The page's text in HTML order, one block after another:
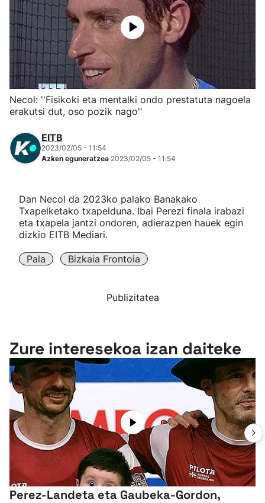
Herri-kirolak
Eskubaloia
Kirolak 360
Atletismoa
Mendi-lasterketak
"Helmuga"
Necol: ''Fisikoki eta mentalki ondo prestatuta nagoela
erakutsi dut, oso pozik nago''
EITB
2023/02/05 - 11:54
Azken eguneratzea 2023/02/05 - 11:54
Dan Necol da 2023ko palako Banakako
Txapelketako txapelduna. Ibai Perezi finala irabazi
eta txapela jantzi ondoren, adierazpen hauek egin
dizkio EITB Mediari.
Pala Bizkaia Frontoia
Publizitatea
Zure interesekoa izan daiteke
Perez-Landeta eta Gaubeka-Gordon,